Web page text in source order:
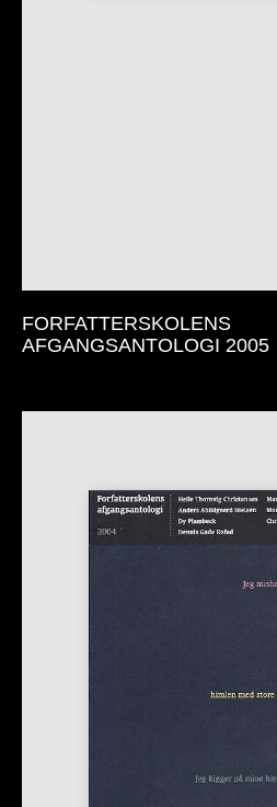
FORFATTERSKOLENS
AFGANGSANTOLOGI 2005